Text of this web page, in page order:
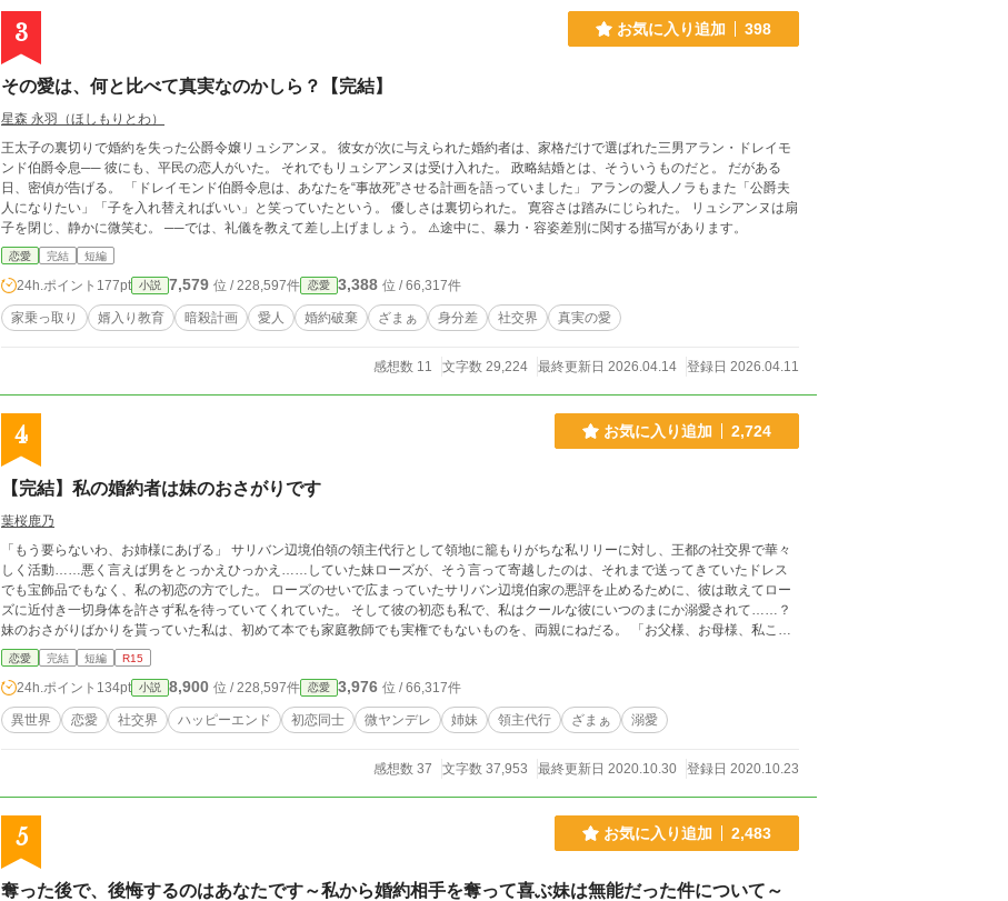
3 お気に入り追加 398
その愛は、何と比べて真実なのかしら？【完結】
星森 永羽（ほしもりとわ）
王太子の裏切りで婚約を失った公爵令嬢リュシアンヌ。 彼女が次に与えられた婚約者は、家格だけで選ばれた三男アラン・ドレイモ
ンド伯爵令息── 彼にも、平民の恋人がいた。 それでもリュシアンヌは受け入れた。 政略結婚とは、そういうものだと。 だがある
日、密偵が告げる。 「ドレイモンド伯爵令息は、あなたを“事故死”させる計画を語っていました」 アランの愛人ノラもまた「公爵夫
人になりたい」「子を入れ替えればいい」と笑っていたという。 優しさは裏切られた。 寛容さは踏みにじられた。 リュシアンヌは扇
子を閉じ、静かに微笑む。 ──では、礼儀を教えて差し上げましょう。 ⚠️途中に、暴力・容姿差別に関する描写があります。
恋愛 完結 短編
24h.ポイント 177pt 小説 7,579 位 / 228,597件 恋愛 3,388 位 / 66,317件
家乗っ取り 婿入り教育 暗殺計画 愛人 婚約破棄 ざまぁ 身分差 社交界 真実の愛
感想数 11 文字数 29,224 最終更新日 2026.04.14 登録日 2026.04.11
4 お気に入り追加 2,724
【完結】私の婚約者は妹のおさがりです
葉桜鹿乃
「もう要らないわ、お姉様にあげる」 サリバン辺境伯領の領主代行として領地に籠もりがちな私リリーに対し、王都の社交界で華々
しく活動……悪く言えば男をとっかえひっかえ……していた妹ローズが、そう言って寄越したのは、それまで送ってきていたドレス
でも宝飾品でもなく、私の初恋の方でした。 ローズのせいで広まっていたサリバン辺境伯家の悪評を止めるために、彼は敢えてロー
ズに近付き一切身体を許さず私を待っていてくれていた。 そして彼の初恋も私で、私はクールな彼にいつのまにか溺愛されて……？
妹のおさがりばかりを貰っていた私は、初めて本でも家庭教師でも実権でもないものを、両親にねだる。 「お父様、お母様、私この
方と婚約したいです」 リリーの大事なものを守る為に奮闘する侯爵家次男レイノルズと、領地を大事に思うリリー。そしてリリーと
自分を比べ、態と奔放に振る舞い続けた妹ローズがハッピーエンドを目指す物語。 小説家になろう様でも別名義にて連載していま
す。 ※感想の取り扱いについては近況ボードを参照ください。(10/27追記)
恋愛 完結 短編 R15
24h.ポイント 134pt 小説 8,900 位 / 228,597件 恋愛 3,976 位 / 66,317件
異世界 恋愛 社交界 ハッピーエンド 初恋同士 微ヤンデレ 姉妹 領主代行 ざまぁ 溺愛
感想数 37 文字数 37,953 最終更新日 2020.10.30 登録日 2020.10.23
5 お気に入り追加 2,483
奪った後で、後悔するのはあなたです～私から婚約相手を奪って喜ぶ妹は無能だった件について～